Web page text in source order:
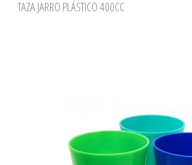
TAZA JARRO PLÁSTICO 400CC